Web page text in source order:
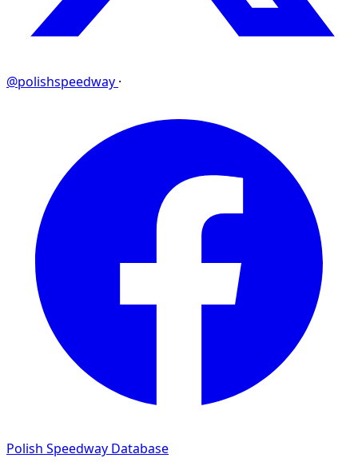
@polishspeedway ·
Polish Speedway Database